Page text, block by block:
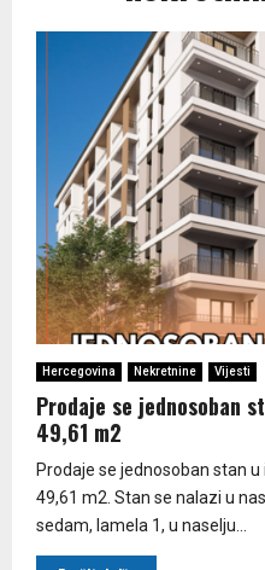
Hercegovina Nekretnine Vijesti
Prodaje se jednosoban
49,61 m2
Prodaje se jednosoban stan
49,61 m2. Stan se nalazi u
sedam, lamela 1, u naselju...